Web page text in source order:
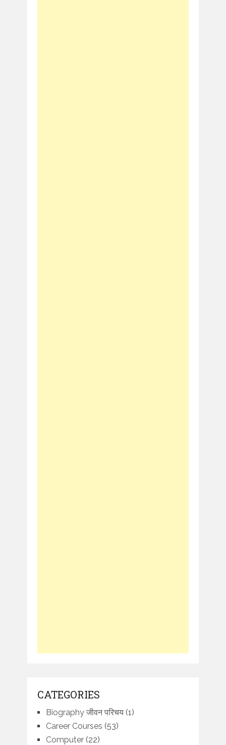
CATEGORIES
Biography जीवन परिचय(1)
Career Courses (53)
Computer(22)